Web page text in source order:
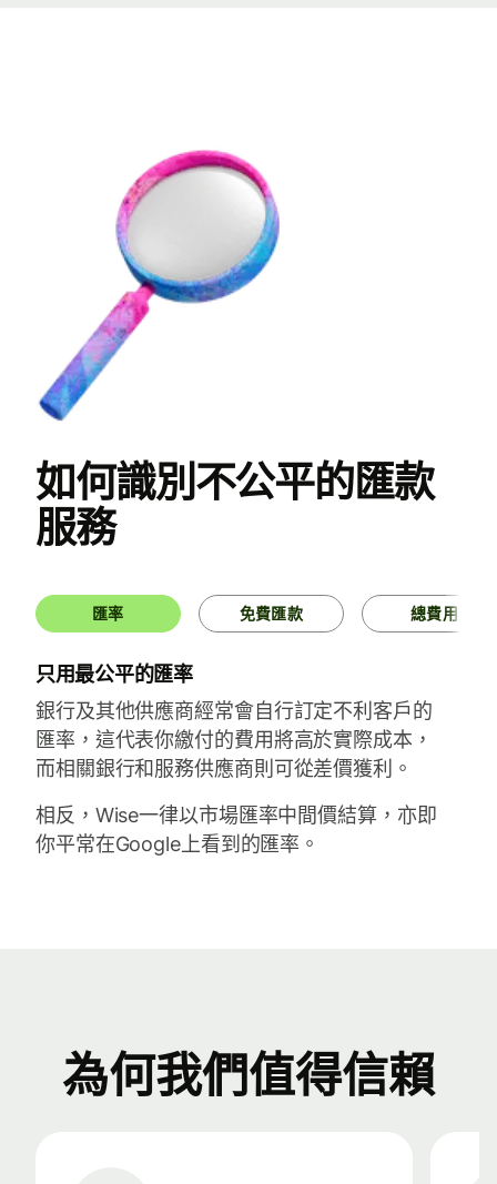
如何識別不公平的匯款
服務
匯率 免費匯款 總費用
只用最公平的匯率
銀行及其他供應商經常會自行訂定不利客戶的
匯率，這代表你繳付的費用將高於實際成本，
而相關銀行和服務供應商則可從差價獲利。
相反，Wise一律以市場匯率中間價結算，亦即
你平常在Google上看到的匯率。
為何我們值得信賴